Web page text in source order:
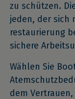
zu schützen.
jeden, der sich
restaurierung
sichere
Wählen Sie
dem